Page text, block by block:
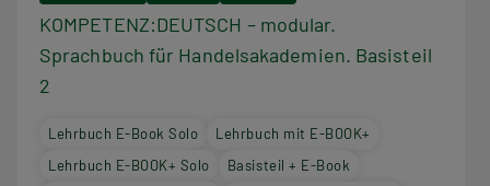
KOMPETENZ:DEUTSCH – modular.
Sprachbuch für Handelsakademien. Basisteil
2
Lehrbuch E-Book Solo
Lehrbuch mit E-BOOK+
Lehrbuch E-BOOK+ Solo
Basisteil + E-Book